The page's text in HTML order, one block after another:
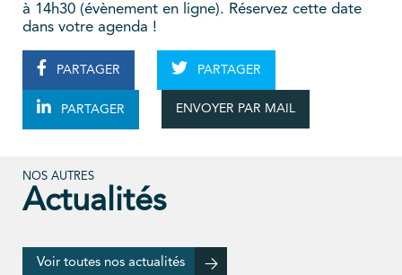
à 14h30 (évènement en ligne). Réservez cette date
dans votre agenda !
PARTAGER PARTAGER
PARTAGER ENVOYER PAR MAIL
NOS AUTRES
Actualités
Voir toutes nos actualités